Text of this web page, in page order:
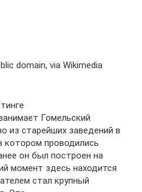
domain, via Wikimedia
Гомельский
из старейших заведений в
котором проводились
он был построен на
момент здесь находится
стал крупный